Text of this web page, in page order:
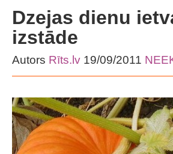
Dzejas dienu
izstāde
Autors Rīts.lv 19/09/2011